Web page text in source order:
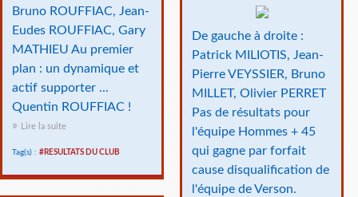
Bruno ROUFFIAC, Jean-
Eudes ROUFFIAC, Gary
MATHIEU Au premier
plan : un dynamique et
actif supporter ...
Quentin ROUFFIAC !
Lire la suite
Tag(s) : #RESULTATS DU CLUB
De gauche à droite :
Patrick MILIOTIS, Jean-
Pierre VEYSSIER, Bruno
MILLET, Olivier PERRET
Pas de résultats pour
l'équipe Hommes + 45
qui gagne par forfait
cause disqualification de
l'équipe de Verson.